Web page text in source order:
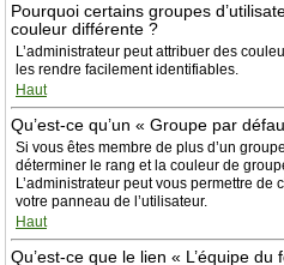
Pourquoi certains groupes
couleur différente ?
L’administrateur peut attribuer des
les rendre facilement identifiables.
Haut
Qu’est-ce qu’un « Groupe par
Si vous êtes membre de plus d’un
déterminer le rang et la couleur de
L’administrateur peut vous permettre
votre panneau de l’utilisateur.
Haut
Qu’est-ce que le lien « L’équipe du